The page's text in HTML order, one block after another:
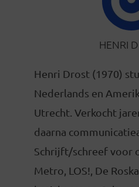
HENRI
Henri Drost (1970)
Nederlands en
Utrecht. Verkocht
daarna
Schrijft/schreef voor
Metro, LOS!, De